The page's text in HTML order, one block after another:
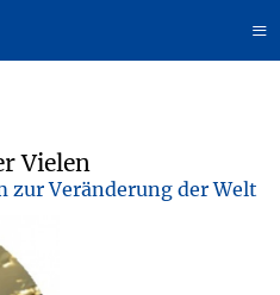
≡
Vielen
zur Veränderung der Welt